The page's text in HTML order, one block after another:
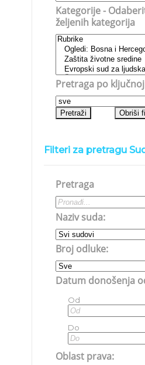
Kategorije -
željenih kategorija
Pretraga po
Filteri za pretragu
Pretraga
Naziv suda:
Broj odluke:
Datum donošenja
Od
Do
Oblast prava: